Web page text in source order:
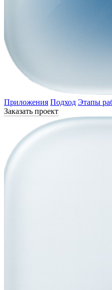
Приложения Подход Этапы
Заказать проект